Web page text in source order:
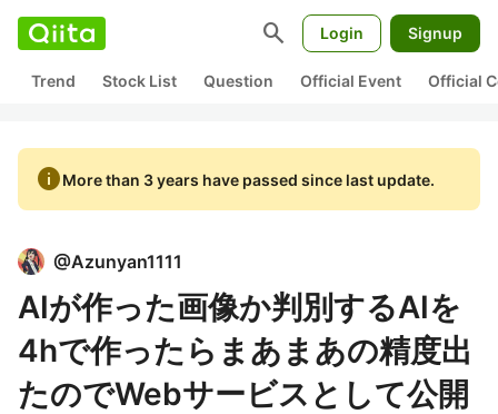
search Login Signup
Trend Stock List Question Official Event Official
infoMore than 3 years have passed since last update.
@Azunyan1111
AIが作った画像か判別するAIを
4hで作ったらまあまあの精度出
たのでWebサービスとして公開